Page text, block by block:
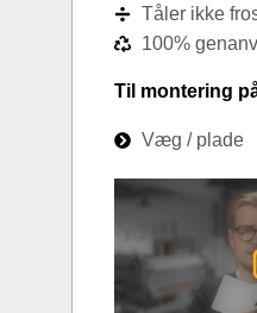
Tåler ikke
100%
Til montering
Væg / plade